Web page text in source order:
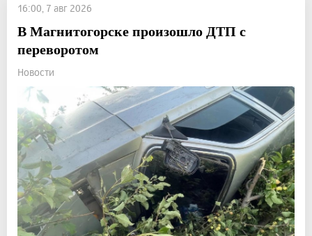
16:00, 7 авг 2026
В Магнитогорске произошло ДТП с
переворотом
Новости